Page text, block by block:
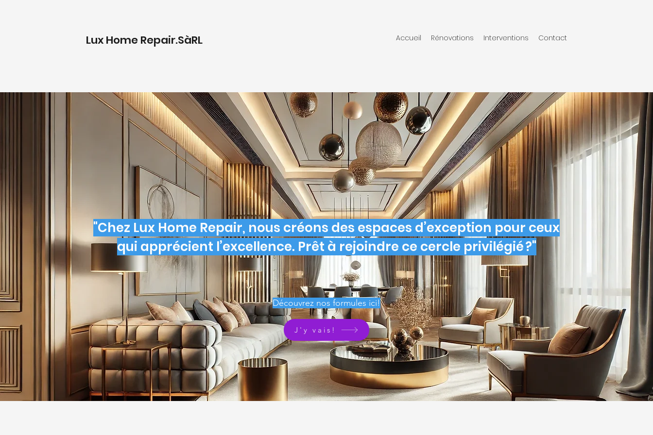
Lux Home Repair.SàRL Accueil Rénovations Interventions Contact
"Chez Lux Home Repair, nous créons des espaces d’exception pour ceux
qui apprécient l’excellence. Prêt à rejoindre ce cercle privilégié ?"
Découvrez nos formules ici!
J'y vais!